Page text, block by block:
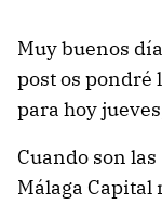
Muy buenos
post os pondré
para hoy
Cuando son
Málaga